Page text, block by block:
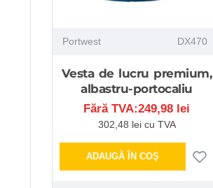
Portwest DX470
Vesta de lucru premium,
albastru-portocaliu
Fără TVA:249,98 lei
302,48 lei cu TVA
ADAUGĂ ÎN COŞ